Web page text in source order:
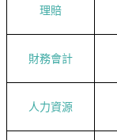
理賠
財務會計
人力資源